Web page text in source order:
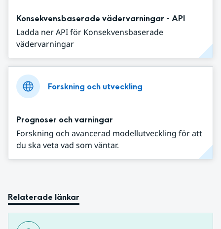
Konsekvensbaserade vädervarningar - API
Ladda ner API för Konsekvensbaserade
vädervarningar
Forskning och utveckling
Prognoser och varningar
Forskning och avancerad modellutveckling för att
du ska veta vad som väntar.
Relaterade länkar